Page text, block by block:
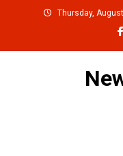
Thursday,